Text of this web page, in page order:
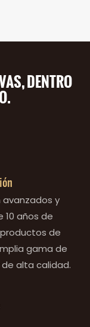
DENTRO
y
años de
de
gama de
alta calidad.